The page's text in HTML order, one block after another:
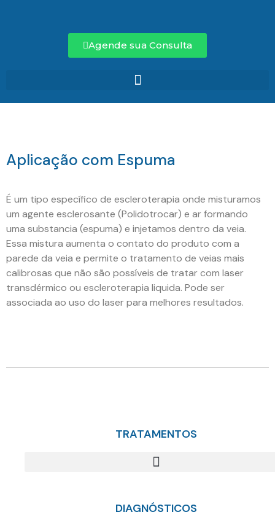
Agende sua Consulta
Aplicação com Espuma
É um tipo específico de escleroterapia onde misturamos
um agente esclerosante (Polidotrocar) e ar formando
uma substancia (espuma) e injetamos dentro da veia.
Essa mistura aumenta o contato do produto com a
parede da veia e permite o tratamento de veias mais
calibrosas que não são possíveis de tratar com laser
transdérmico ou escleroterapia liquida. Pode ser
associada ao uso do laser para melhores resultados.
TRATAMENTOS
DIAGNÓSTICOS